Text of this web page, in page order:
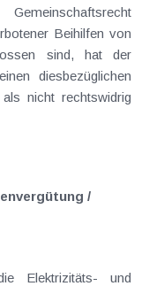
Beihilfen von
sind, hat der
diesbezüglichen
/